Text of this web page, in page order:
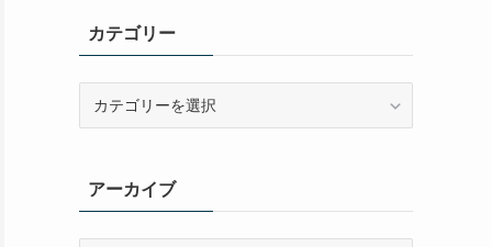
カテゴリー
ーアーカイブ